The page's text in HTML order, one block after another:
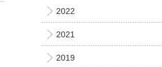
2022
2021
2019